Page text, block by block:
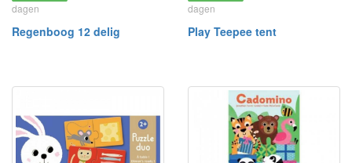
dagen
Regenboog 12 delig
dagen
Play Teepee tent